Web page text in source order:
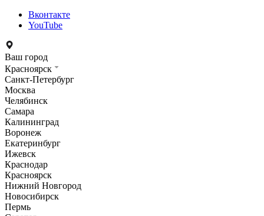
Вконтакте
YouTube
Ваш город
Красноярск
Санкт-Петербург
Москва
Челябинск
Самара
Калининград
Воронеж
Екатеринбург
Ижевск
Краснодар
Красноярск
Нижний Новгород
Новосибирск
Пермь